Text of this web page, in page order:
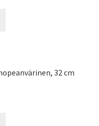
32 cm